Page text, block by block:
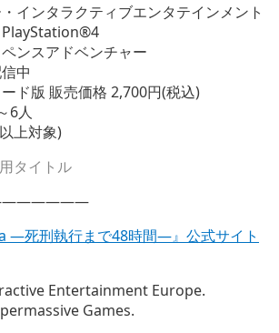
インタラクティブエンタテインメント
PlayStation®4
ンスアドベンチャー
中
ド版 販売価格 2,700円(税込)
6人
上対象)
タイトル
―死刑執行まで48時間―』公式サイト
Entertainment Europe.
Games.